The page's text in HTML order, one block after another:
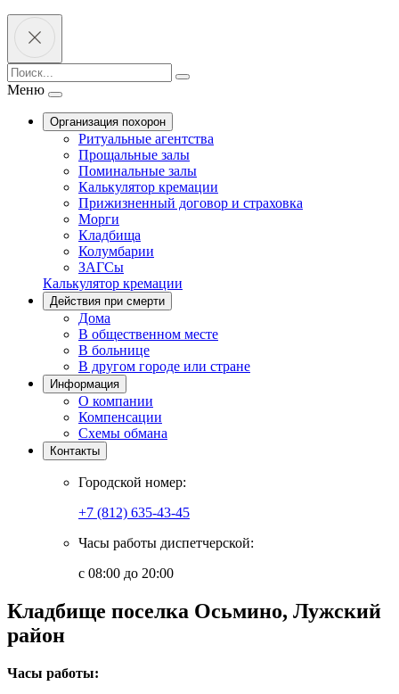
Меню
Организация похорон
Ритуальные агентства
Прощальные залы
Поминальные залы
Калькулятор кремации
Прижизненный договор и страховка
Морги
Кладбища
Колумбарии
ЗАГСы
Калькулятор кремации
Действия при смерти
Дома
В общественном месте
В больнице
В другом городе или стране
Информация
О компании
Компенсации
Схемы обмана
Контакты
Городской номер:
+7 (812) 635-43-45
Часы работы диспетчерской:
с 08:00 до 20:00
Кладбище поселка Осьмино, Лужский
район
Часы работы: